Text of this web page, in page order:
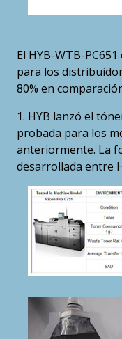
El HYB-WTB-
para los
80% en
1. HYB lanzó el
probada para los
anteriormente. La
desarrollada entre